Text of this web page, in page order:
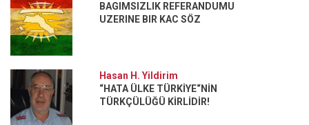
BAGIMSIZLIK REFERANDUMU
UZERINE BIR KAC SÖZ
Hasan H. Yildirim
“HATA ÜLKE TÜRKİYE“NİN
TÜRKÇÜLÜĞÜ KİRLİDİR!